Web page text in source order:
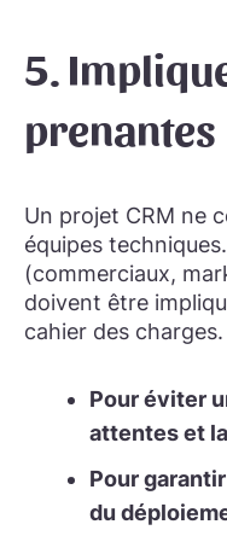
5.
prenantes
Un projet CRM ne
équipes
(commerciaux,
doivent être
cahier des
Pour éviter
attentes et
Pour
du